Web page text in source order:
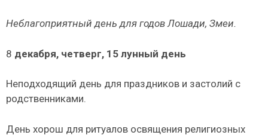
Неблагоприятный день для годов Лошади, Змеи.
8 декабря, четверг, 15 лунный день
Неподходящий день для праздников и застолий с
родственниками.
День хорош для ритуалов освящения религиозных